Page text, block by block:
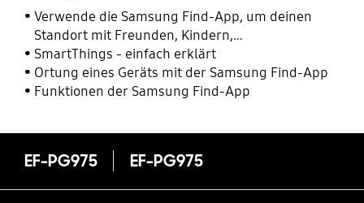
Verwende die Samsung Find-App, um deinen
Standort mit Freunden, Kindern,
Familienmitgliedern und anderen Kontakten zu
teilen
SmartThings - einfach erklärt
Ortung eines Geräts mit der Samsung Find-App
Funktionen der Samsung Find-App
EF-PG975 EF-PG975